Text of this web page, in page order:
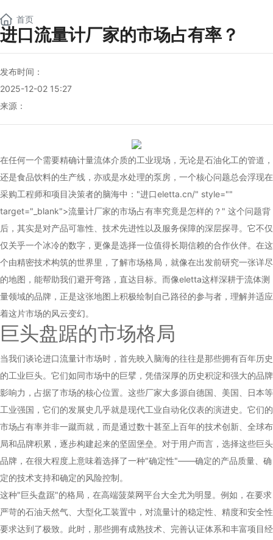
首页
进口流量计厂家的市场占有率？
发布时间：
2025-12-02 15:27
来源：
在任何一个需要精确计量流体介质的工业现场，无论是石油化工的管道，
还是食品饮料的生产线，亦或是水处理的泵房，一个核心问题总会浮现在
采购工程师和项目决策者的脑海中："进口eletta.cn/" style=""
target="_blank">流量计厂家的市场占有率究竟是怎样的？" 这个问题背
后，其实是对产品可靠性、技术先进性以及服务保障的深层探寻。它不仅
仅关乎一个冰冷的数字，更像是选择一位值得长期信赖的合作伙伴。在这
个由精密技术构筑的世界里，了解市场格局，就像在出发前研究一张详尽
的地图，能帮助我们避开弯路，直达目标。而像eletta这样深耕于流体测
量领域的品牌，正是这张地图上积极绘制自己路径的参与者，理解并适应
着这片市场的风云变幻。
巨头盘踞的市场格局
当我们谈论进口流量计市场时，首先映入脑海的往往是那些拥有百年历史
的工业巨头。它们如同市场中的巨擘，凭借深厚的历史积淀和强大的品牌
影响力，占据了市场的核心位置。这些厂家大多源自德国、美国、日本等
工业强国，它们的发展史几乎就是现代工业自动化仪表的演进史。它们的
市场占有率并非一蹴而就，而是通过数十甚至上百年的技术创新、全球布
局和品牌积累，逐步构建起来的坚固堡垒。对于用户而言，选择这些巨头
品牌，在很大程度上意味着选择了一种"确定性"——确定的产品质量、确
定的技术支持和确定的风险控制。
这种"巨头盘踞"的格局，在高端菠菜网平台大全尤为明显。例如，在要求
严苛的石油天然气、大型化工装置中，对流量计的稳定性、精度和安全性
要求达到了极致。此时，那些拥有成熟技术、完善认证体系和丰富项目经